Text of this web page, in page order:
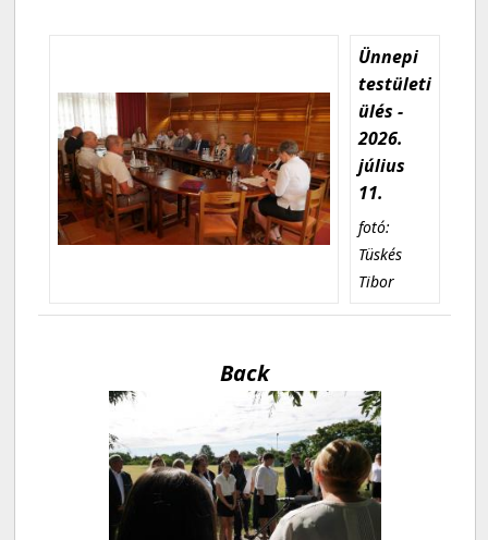
Ünnepi
testületi
ülés -
2026.
július
11.
fotó:
Tüskés
Tibor
Back